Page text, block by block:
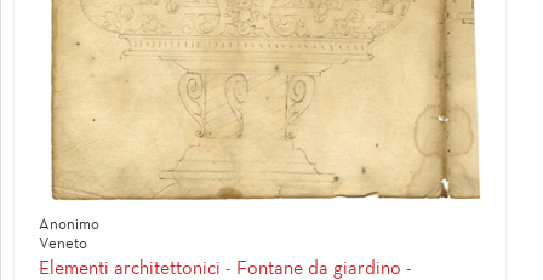
Anonimo
Veneto
Elementi architettonici - Fontane da giardino -